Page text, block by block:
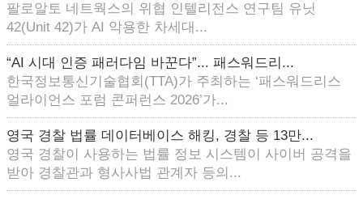
팔로알토 네트웍스의 위협 인텔리전스 연구팀 유닛
42(Unit 42)가 AI 악용한 차세대...
“AI 시대 인증 패러다임 바꾼다”... 패스워드리...
한국정보통신기술협회(TTA)가 주최하는 ‘패스워드리스
얼라이언스 포럼 콘퍼런스 2026’가...
영국 경찰 법률 데이터베이스 해킹, 경찰 등 13만...
영국 경찰이 사용하는 법률 정보 시스템이 사이버 공격을
받아 경찰관과 형사사법 관계자 등의...